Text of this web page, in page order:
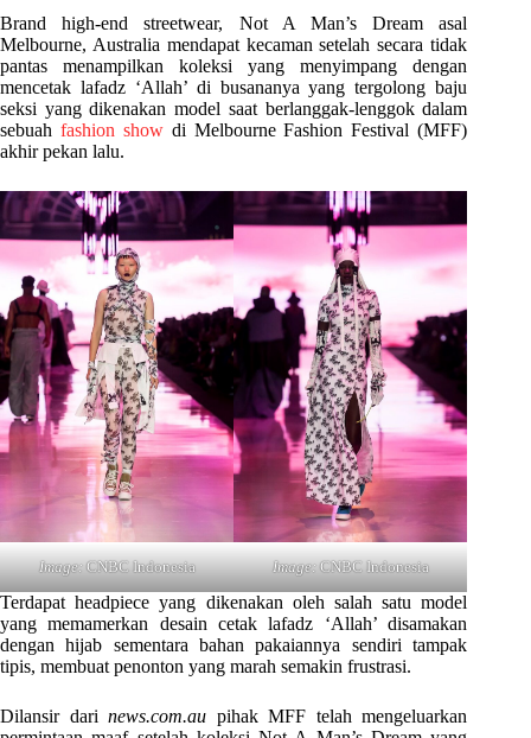
Brand high-end streetwear, Not A Man’s Dream asal
Melbourne, Australia mendapat kecaman setelah secara tidak
pantas menampilkan koleksi yang menyimpang dengan
mencetak lafadz ‘Allah’ di busananya yang tergolong baju
seksi yang dikenakan model saat berlanggak-lenggok dalam
sebuah fashion showdi Melbourne Fashion Festival (MFF)
akhir pekan lalu.
Image:CNBC Indonesia Image:CNBC Indonesia
Terdapat headpiece yang dikenakan oleh salah satu model
yang memamerkan desain cetak lafadz ‘Allah’ disamakan
dengan hijab sementara bahan pakaiannya sendiri tampak
tipis, membuat penonton yang marah semakin frustrasi.
Dilansir darinews.com.au pihak MFF telah mengeluarkan